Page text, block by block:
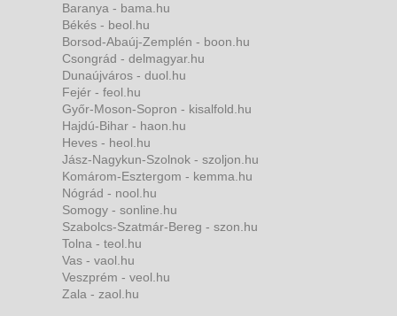
Baranya - bama.hu
Békés - beol.hu
Borsod-Abaúj-Zemplén - boon.hu
Csongrád - delmagyar.hu
Dunaújváros - duol.hu
Fejér - feol.hu
Győr-Moson-Sopron - kisalfold.hu
Hajdú-Bihar - haon.hu
Heves - heol.hu
Jász-Nagykun-Szolnok - szoljon.hu
Komárom-Esztergom - kemma.hu
Nógrád - nool.hu
Somogy - sonline.hu
Szabolcs-Szatmár-Bereg - szon.hu
Tolna - teol.hu
Vas - vaol.hu
Veszprém - veol.hu
Zala - zaol.hu